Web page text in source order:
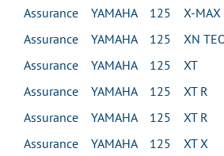
Assurance YAMAHA 125 X-MAX
Assurance YAMAHA 125 XN
Assurance YAMAHA 125 XT
Assurance YAMAHA 125 XT R
Assurance YAMAHA 125 XT R
Assurance YAMAHA 125 XT X